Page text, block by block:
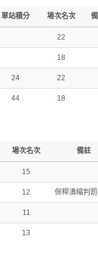
單站積分 場次名次
22
18
24 22
44 18
場次名次 備註
15
12 保桿潰縮判
11
13